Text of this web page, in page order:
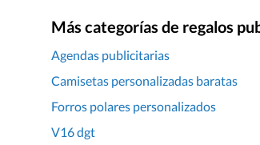
Más categorías de regalos
Agendas publicitarias
Camisetas personalizadas baratas
Forros polares personalizados
V16 dgt